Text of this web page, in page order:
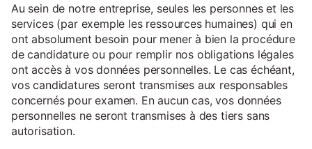
Au sein de notre entreprise, seules les personnes et les
services (par exemple les ressources humaines) qui en
ont absolument besoin pour mener à bien la procédure
de candidature ou pour remplir nos obligations légales
ont accès à vos données personnelles. Le cas échéant,
vos candidatures seront transmises aux responsables
concernés pour examen. En aucun cas, vos données
personnelles ne seront transmises à des tiers sans
autorisation.